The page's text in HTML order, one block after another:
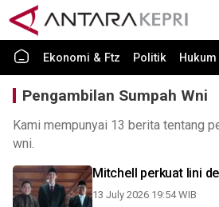
Ekonomi & Ftz Politik Hukum
Pengambilan Sumpah Wni
Kami mempunyai 13 berita tentang
wni.
Mitchell perkuat lini
13 July 2026 19:54 WIB